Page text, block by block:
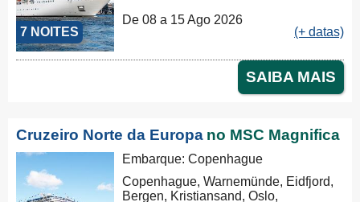
7 NOITES
De 08 a 15 Ago 2026
(+ datas)
SAIBA MAIS
Cruzeiro Norte da Europa no MSC Magnifica
Embarque: Copenhague
Copenhague, Warnemünde, Eidfjord,
Bergen, Kristiansand, Oslo,